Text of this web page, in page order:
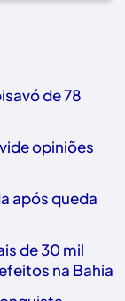
de 78
opiniões
após queda
de 30 mil
na Bahia